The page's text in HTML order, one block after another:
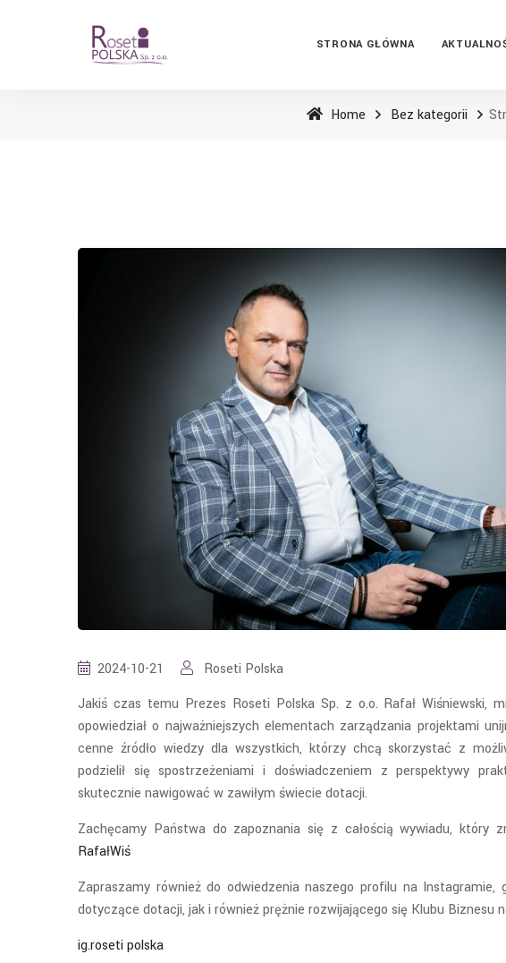
STRONA GŁÓWNA
Home Bez kategorii
2024-10-21
Roseti Polska
Jakiś czas temu Prezes Roseti Polska Sp. z o.o. Rafał Wiśniewski,
opowiedział o najważniejszych elementach zarządzania projektami
cenne źródło wiedzy dla wszystkich, którzy chcą skorzystać z
podzielił się spostrzeżeniami i doświadczeniem z perspektywy
skutecznie nawigować w zawiłym świecie dotacji.
Zachęcamy Państwa do zapoznania się z całością wywiadu, który
RafałWiś
Zapraszamy również do odwiedzenia naszego profilu na
dotyczące dotacji, jak i również prężnie rozwijającego się Klubu Biznesu
ig.roseti polska